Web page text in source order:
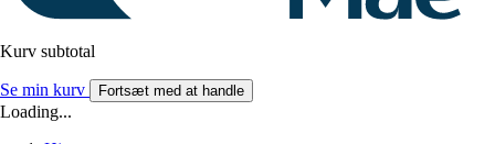
Kurv subtotal
Se min kurv Fortsæt med at handle
Loading...